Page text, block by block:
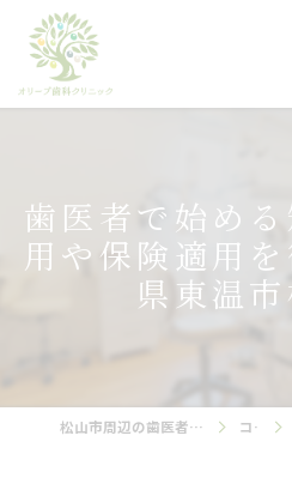
歯医者で始め
用や保険適用
県東温
松山市周辺の歯医者ならオリーブ歯科クリニック コラム